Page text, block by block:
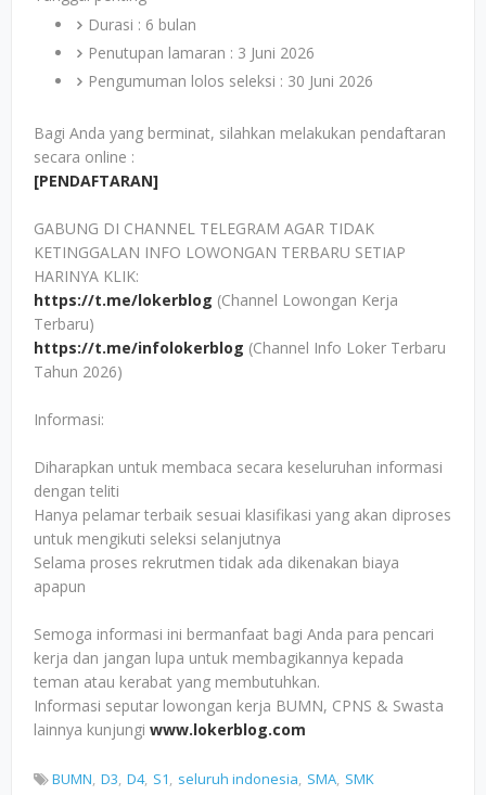
Durasi : 6 bulan
Penutupan lamaran : 3 Juni 2026
Pengumuman lolos seleksi : 30 Juni 2026
Bagi Anda yang berminat, silahkan melakukan pendaftaran
secara online :
[PENDAFTARAN]
GABUNG DI CHANNEL TELEGRAM AGAR TIDAK
KETINGGALAN INFO LOWONGAN TERBARU SETIAP
HARINYA KLIK:
https://t.me/lokerblog (Channel Lowongan Kerja
Terbaru)
https://t.me/infolokerblog (Channel Info Loker Terbaru
Tahun 2026)
Informasi:
Diharapkan untuk membaca secara keseluruhan informasi
dengan teliti
Hanya pelamar terbaik sesuai klasifikasi yang akan diproses
untuk mengikuti seleksi selanjutnya
Selama proses rekrutmen tidak ada dikenakan biaya
apapun
Semoga informasi ini bermanfaat bagi Anda para pencari
kerja dan jangan lupa untuk membagikannya kepada
teman atau kerabat yang membutuhkan.
Informasi seputar lowongan kerja BUMN, CPNS & Swasta
lainnya kunjungi www.lokerblog.com
BUMN D3 D4 S1 seluruh indonesia SMA SMK